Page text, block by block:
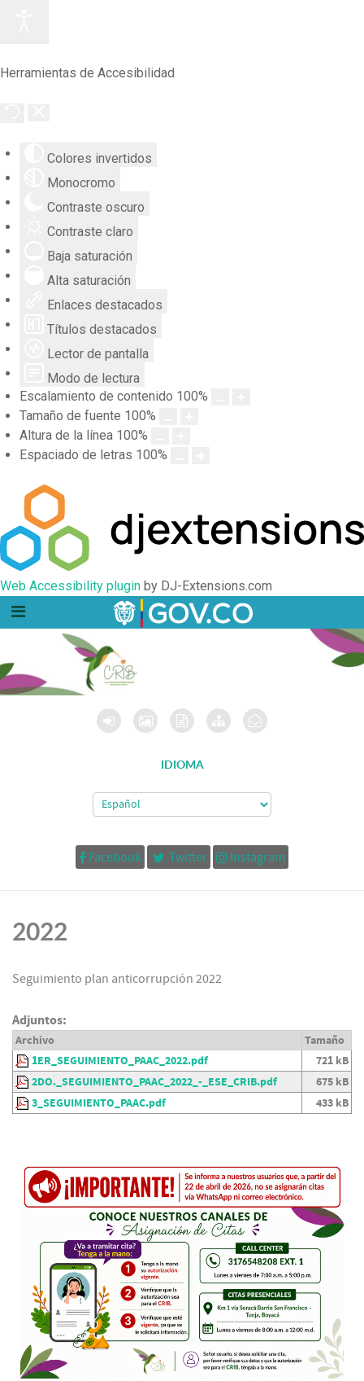
Herramientas de Accesibilidad
Colores invertidos
Monocromo
Contraste oscuro
Contraste claro
Baja saturación
Alta saturación
Enlaces destacados
Títulos destacados
Lector de pantalla
Modo de lectura
Escalamiento de contenido 100%
Tamaño de fuente 100%
Altura de la línea 100%
Espaciado de letras 100%
Web Accessibility plugin by DJ-Extensions.com
IDIOMA
Facebook Twitter Instagram
2022
Seguimiento plan anticorrupción 2022
Adjuntos:
Archivo
Tamaño
1ER_SEGUIMIENTO_PAAC_2022.pdf
721 kB
2DO._SEGUIMIENTO_PAAC_2022_-_ESE_CRIB.pdf
675 kB
3_SEGUIMIENTO_PAAC.pdf
433 kB